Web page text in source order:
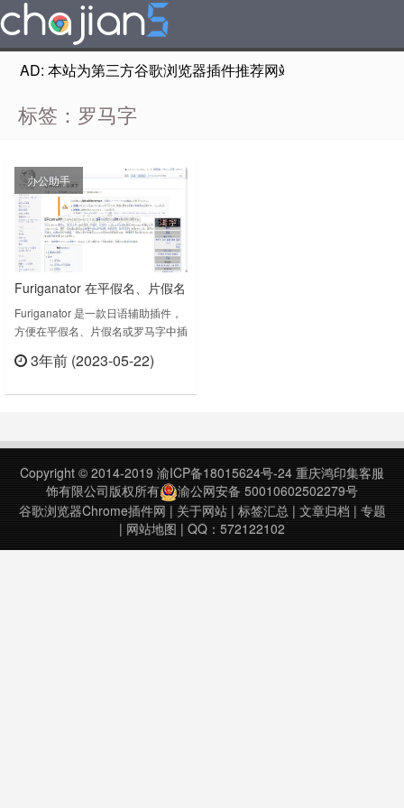
AD: 本站为第三方谷歌浏览器插件推荐网站，非Google
标签：罗马字
办公助手
Furiganator 在平假名、片假名
或罗马字中插入假名
Furiganator 是一款日语辅助插件，
方便在平假名、片假名或罗马字中插
或罗马字插入日语（Ruby文本）。
Furigana的选项。•使furigana文本
标签轻松识别汉字等级或等级……
3年前 (2023-05-22)
Copyright © 2014-2019 渝ICP备18015624号-24 重庆鸿印集客服
饰有限公司版权所有
渝公网安备 50010602502279号
谷歌浏览器Chrome插件网 | 关于网站| 标签汇总| 文章归档 | 专题
| 网站地图 | QQ：572122102